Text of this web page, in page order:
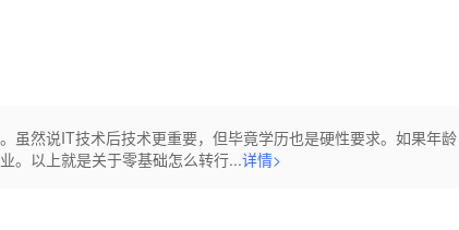
虽然说IT技术后技术更重要，但毕竟学历也是硬性要求。如果年龄
。以上就是关于零基础怎么转行...详情>